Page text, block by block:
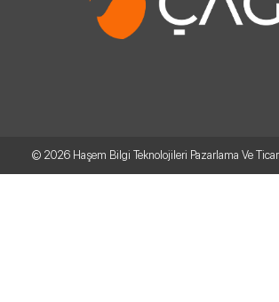
© 2026 Haşem Bilgi Teknolojileri Pazarlama Ve